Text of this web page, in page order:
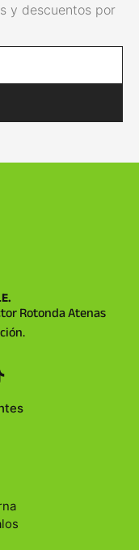
y descuentos por
Rotonda Atenas